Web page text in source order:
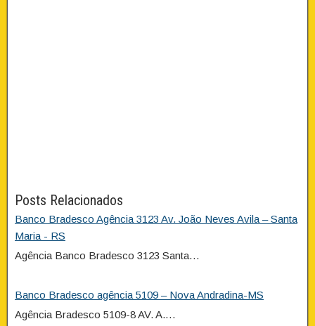
Posts Relacionados
Banco Bradesco Agência 3123 Av. João Neves Avila – Santa
Maria - RS
Agência Banco Bradesco 3123 Santa…
Banco Bradesco agência 5109 – Nova Andradina-MS
Agência Bradesco 5109-8 AV. A.…